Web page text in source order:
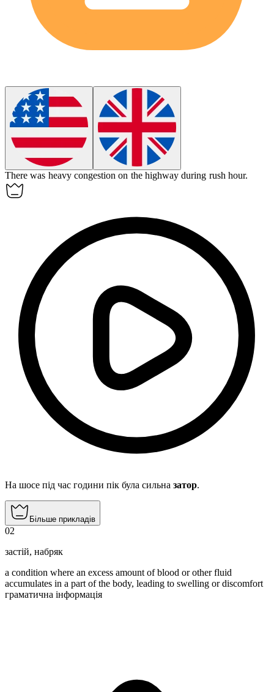
There was heavy congestion on the highway during rush hour.
На шосе під час години пік була сильна затор.
Більше прикладів
02
застій, набряк
a condition where an excess amount of blood or other fluid
accumulates in a part of the body, leading to swelling or discomfort
граматична інформація